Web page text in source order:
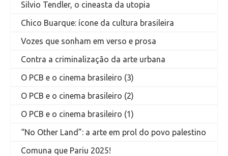
Silvio Tendler, o cineasta da utopia
Chico Buarque: ícone da cultura brasileira
Vozes que sonham em verso e prosa
Contra a criminalização da arte urbana
O PCB e o cinema brasileiro (3)
O PCB e o cinema brasileiro (2)
O PCB e o cinema brasileiro (1)
“No Other Land”: a arte em prol do povo palestino
Comuna que Pariu 2025!